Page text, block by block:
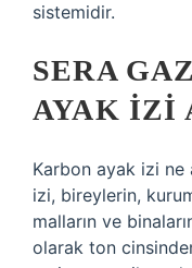
sistemidir.
SERA
AYAK IZI
Karbon ayak izi ne
izi, bireylerin,
malların ve
olarak ton